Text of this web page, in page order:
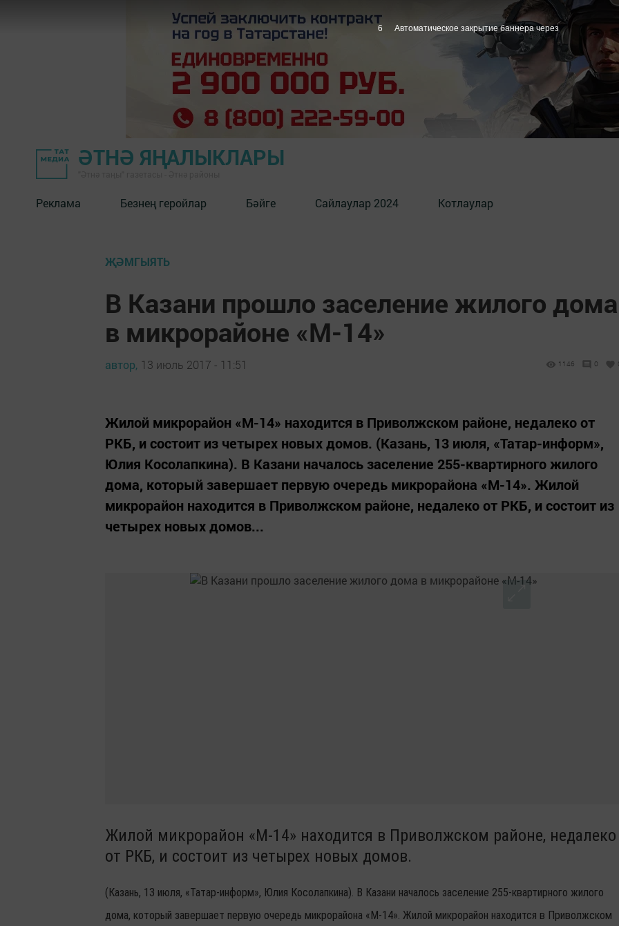
ӘТНӘ ЯҢАЛЫКЛАРЫ
Реклама Безнең геройлар Бәйге Сайлаулар 2024 Котлаулар
ҖӘМГЫЯТЬ
В Казани прошло заселение жилого дома
в микрорайоне «М-14»
автор, 13 июль 2017 - 11:51 1146 0
Жилой микрорайон «М-14» находится в Приволжском районе, недалеко от
РКБ, и состоит из четырех новых домов. (Казань, 13 июля, «Татар-информ»,
Юлия Косолапкина). В Казани началось заселение 255-квартирного жилого
дома, который завершает первую очередь микрорайона «М-14». Жилой
микрорайон находится в Приволжском районе, недалеко от РКБ, и состоит из
четырех новых домов...
Жилой микрорайон «М-14» находится в Приволжском районе, недалеко
от РКБ, и состоит из четырех новых домов.
(Казань, 13 июля, «Татар-информ», Юлия Косолапкина). В Казани началось заселение 255-квартирного жилого
дома, который завершает первую очередь микрорайона «М-14». Жилой микрорайон находится в Приволжском
4 Автоматическое закрытие баннера через